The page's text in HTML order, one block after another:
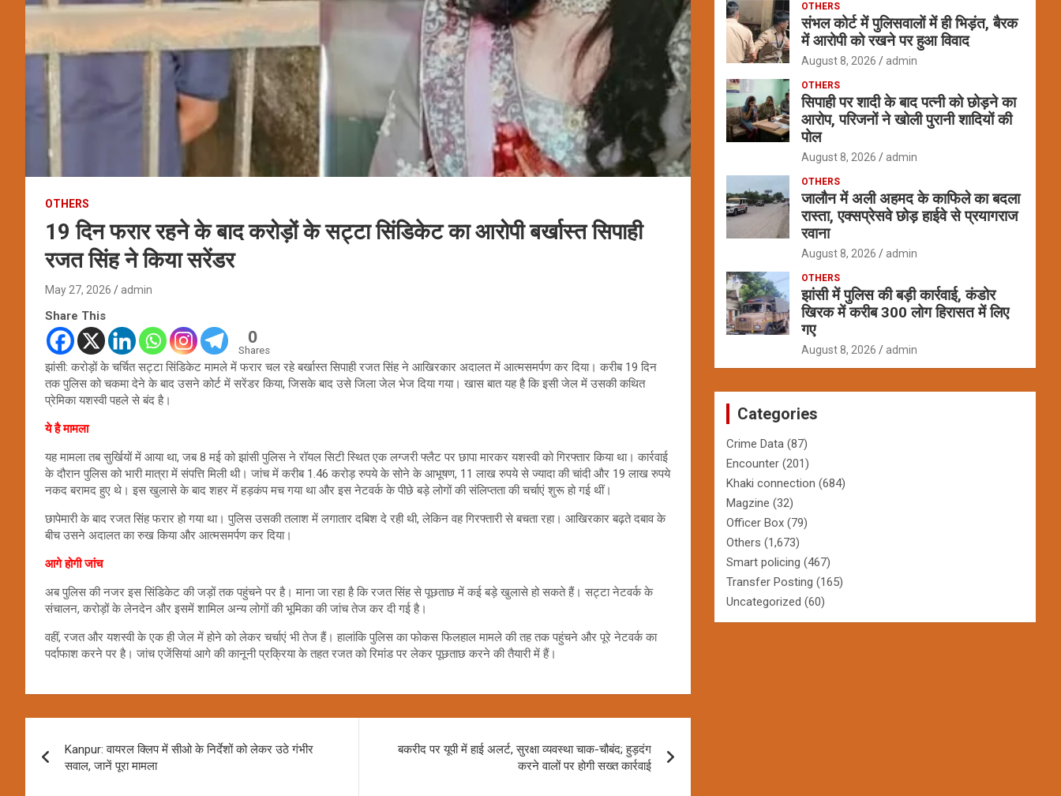
OTHERS
19 दिन फरार रहने के बाद करोड़ों के सट्टा सिंडिकेट का आरोपी बर्खास्त सिपाही
रजत सिंह ने किया सरेंडर
May 27, 2026 admin
Share This
0
Shares
झांसी: करोड़ों के चर्चित सट्टा सिंडिकेट मामले में फरार चल रहे बर्खास्त सिपाही रजत सिंह ने आखिरकार अदालत में आत्मसमर्पण कर दिया। करीब 19 दिन
तक पुलिस को चकमा देने के बाद उसने कोर्ट में सरेंडर किया, जिसके बाद उसे जिला जेल भेज दिया गया। खास बात यह है कि इसी जेल में उसकी कथित
प्रेमिका यशस्वी पहले से बंद है।
ये है मामला
यह मामला तब सुर्खियों में आया था, जब 8 मई को झांसी पुलिस ने रॉयल सिटी स्थित एक लग्जरी फ्लैट पर छापा मारकर यशस्वी को गिरफ्तार किया था। कार्रवाई
के दौरान पुलिस को भारी मात्रा में संपत्ति मिली थी। जांच में करीब 1.46 करोड़ रुपये के सोने के आभूषण, 11 लाख रुपये से ज्यादा की चांदी और 19 लाख रुपये
नकद बरामद हुए थे। इस खुलासे के बाद शहर में हड़कंप मच गया था और इस नेटवर्क के पीछे बड़े लोगों की संलिप्तता की चर्चाएं शुरू हो गई थीं।
छापेमारी के बाद रजत सिंह फरार हो गया था। पुलिस उसकी तलाश में लगातार दबिश दे रही थी, लेकिन वह गिरफ्तारी से बचता रहा। आखिरकार बढ़ते दबाव के
बीच उसने अदालत का रुख किया और आत्मसमर्पण कर दिया।
आगे होगी जांच
अब पुलिस की नजर इस सिंडिकेट की जड़ों तक पहुंचने पर है। माना जा रहा है कि रजत सिंह से पूछताछ में कई बड़े खुलासे हो सकते हैं। सट्टा नेटवर्क के
संचालन, करोड़ों के लेनदेन और इसमें शामिल अन्य लोगों की भूमिका की जांच तेज कर दी गई है।
वहीं, रजत और यशस्वी के एक ही जेल में होने को लेकर चर्चाएं भी तेज हैं। हालांकि पुलिस का फोकस फिलहाल मामले की तह तक पहुंचने और पूरे नेटवर्क का
पर्दाफाश करने पर है। जांच एजेंसियां आगे की कानूनी प्रक्रिया के तहत रजत को रिमांड पर लेकर पूछताछ करने की तैयारी में हैं।
navigation
Kanpur: वायरल क्लिप में सीओ के निर्देशों को लेकर उठे गंभीर
सवाल, जानें पूरा मामला
बकरीद पर यूपी में हाई अलर्ट, सुरक्षा व्यवस्था चाक-चौबंद; हुड़दंग
करने वालों पर होगी सख्त कार्रवाई
OTHERS
संभल कोर्ट में पुलिसवालों में ही भिड़ंत, बैरक
में आरोपी को रखने पर हुआ विवाद
August 8, 2026 admin
OTHERS
सिपाही पर शादी के बाद पत्नी को छोड़ने का
आरोप, परिजनों ने खोली पुरानी शादियों की
पोल
August 8, 2026 admin
OTHERS
जालौन में अली अहमद के काफिले का बदला
रास्ता, एक्सप्रेसवे छोड़ हाईवे से प्रयागराज
रवाना
August 8, 2026 admin
OTHERS
झांसी में पुलिस की बड़ी कार्रवाई, कंडोर
खिरक में करीब 300 लोग हिरासत में लिए
गए
August 8, 2026 admin
Categories
Crime Data (87)
Encounter (201)
Khaki connection (684)
Magzine (32)
Officer Box (79)
Others (1,673)
Smart policing (467)
Transfer Posting (165)
Uncategorized (60)